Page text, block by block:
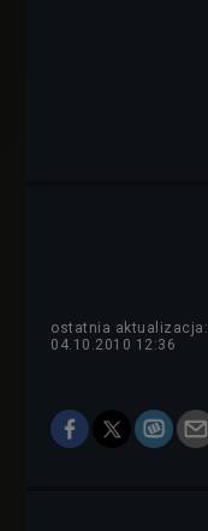
ostatnia aktualizacja:
04.10.2010 12:36